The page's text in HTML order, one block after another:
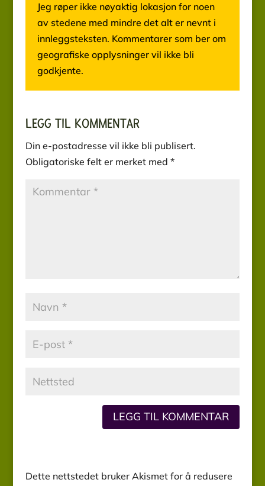
Jeg røper ikke nøyaktig lokasjon for noen
av stedene med mindre det alt er nevnt i
innleggsteksten. Kommentarer som ber om
geografiske opplysninger vil ikke bli
godkjente.
LEGG TIL KOMMENTAR
Din e-postadresse vil ikke bli publisert.
Obligatoriske felt er merket med *
Dette nettstedet bruker Akismet for å redusere